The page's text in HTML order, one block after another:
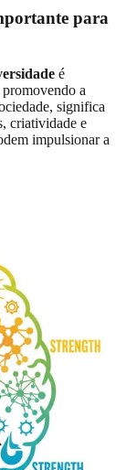
para
é
a
significa
criatividade e
impulsionar a